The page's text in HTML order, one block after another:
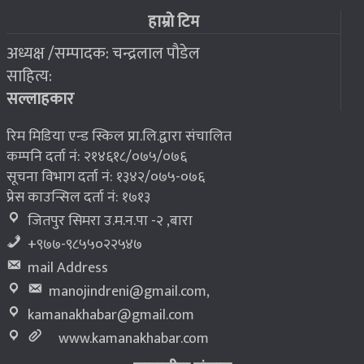
फोरम सुनसरीको अध्यक्षमा खत्वे विजयी
२०७६ बैशाख १३, शुक्रबार
८ भूकम्प पीडितलाई घर निर्माण गर्न लालपुर्जा
हाम्रो टिम
अध्यक्ष /सम्पादक: चन्द्रलाल पौडेल
साहित्य:
सल्लाहकार
रिम मिडिया एन्ड स्किल प्रा.लि.द्वारा संचालित
कम्पनि दर्ता नं: २१४६१८/०७५/०७६
सूचना विभाग दर्ता नं: १३४२/०७५-०७६
प्रेस काउन्सिल दर्ता नं: १७१३
जितपुर सिमरा उ.म.न.पा -२ ,बारा
+९७७-९८५५०२२५४७
mail Address
manojindreni@gmail.com,
kamanakhabar@gmail.com
www.kamanakhabar.com